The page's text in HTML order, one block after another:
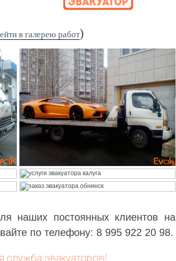
в галерею работ)
наших постоянных клиентов на
по телефону: 8 995 922 20 98.
служба эвакуаторов!